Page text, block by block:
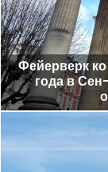
Фейерверк
года в